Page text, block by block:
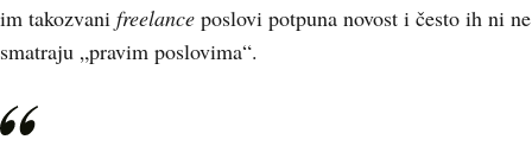
im takozvani freelance poslovi potpuna novost i često ih ni ne
smatraju „pravim poslovima“.